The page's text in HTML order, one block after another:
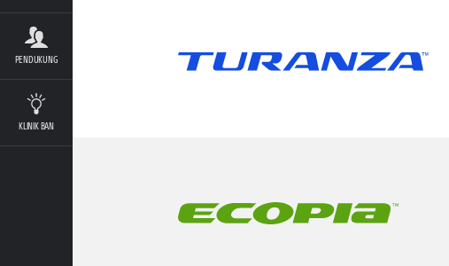
PENDUKUNG
KLINIK BAN